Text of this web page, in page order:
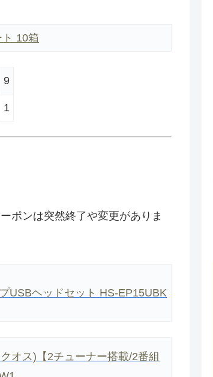
10箱
9
1
ポンは突然終了や変更がありま
USBヘッドセット HS-EP15UBK
オス)【2チューナー搭載/2番組